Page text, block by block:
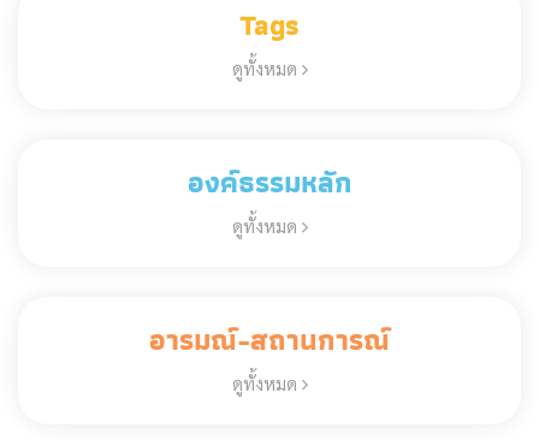
Tags
ดูทั้งหมด
องค์ธรรมหลัก
ดูทั้งหมด
อารมณ์-สถานการณ์
ดูทั้งหมด